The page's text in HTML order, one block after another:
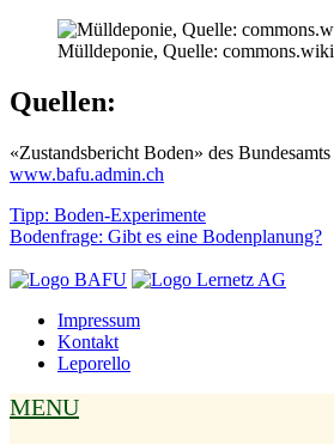
Mülldeponie, Quelle:
Quellen:
«Zustandsbericht Boden» des
www.bafu.admin.ch
Tipp: Boden-Experimente
Bodenfrage: Gibt es eine Bodenplanung?
Impressum
Kontakt
Leporello
MENU